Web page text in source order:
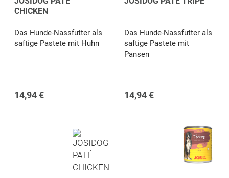
CHICKEN
Das Hunde-Nassfutter als
saftige Pastete mit Huhn
14,94 €
Das Hunde-Nassfutter als
saftige Pastete mit
Pansen
14,94 €